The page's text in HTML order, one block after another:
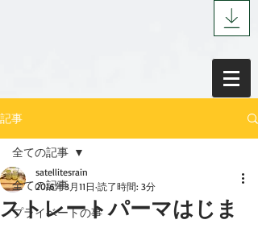
記事
全ての記事
プライベートの事
全ての記事
ストレートパーマはじま
satellitesrain
2016年3月11日 読了時間: 3分